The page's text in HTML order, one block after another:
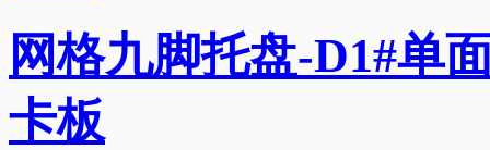
网格九脚托盘-D1#单
卡板